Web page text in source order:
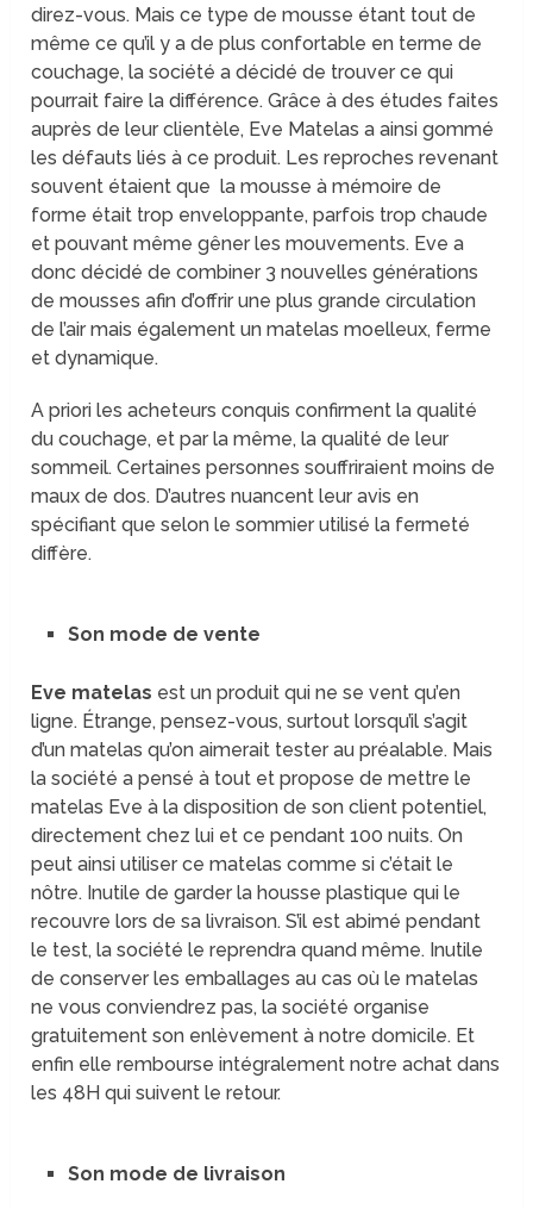
direz-vous. Mais ce type de mousse étant tout de
même ce qu’il y a de plus confortable en terme de
couchage, la société a décidé de trouver ce qui
pourrait faire la différence. Grâce à des études faites
auprès de leur clientèle, Eve Matelas a ainsi gommé
les défauts liés à ce produit. Les reproches revenant
souvent étaient que la mousse à mémoire de
forme était trop enveloppante, parfois trop chaude
et pouvant même gêner les mouvements. Eve a
donc décidé de combiner 3 nouvelles générations
de mousses afin d’offrir une plus grande circulation
de l’air mais également un matelas moelleux, ferme
et dynamique.
A priori les acheteurs conquis confirment la qualité
du couchage, et par la même, la qualité de leur
sommeil. Certaines personnes souffriraient moins de
maux de dos. D’autres nuancent leur avis en
spécifiant que selon le sommier utilisé la fermeté
diffère.
Son mode de vente
Eve matelas est un produit qui ne se vent qu’en
ligne. Étrange, pensez-vous, surtout lorsqu’il s’agit
d’un matelas qu’on aimerait tester au préalable. Mais
la société a pensé à tout et propose de mettre le
matelas Eve à la disposition de son client potentiel,
directement chez lui et ce pendant 100 nuits. On
peut ainsi utiliser ce matelas comme si c’était le
nôtre. Inutile de garder la housse plastique qui le
recouvre lors de sa livraison. S’il est abimé pendant
le test, la société le reprendra quand même. Inutile
de conserver les emballages au cas où le matelas
ne vous conviendrez pas, la société organise
gratuitement son enlèvement à notre domicile. Et
enfin elle rembourse intégralement notre achat dans
les 48H qui suivent le retour.
Son mode de livraison